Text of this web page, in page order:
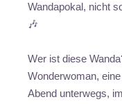
Wandapokal, nicht
🎶
Wer ist diese
Wonderwoman,
Abend unterwegs,